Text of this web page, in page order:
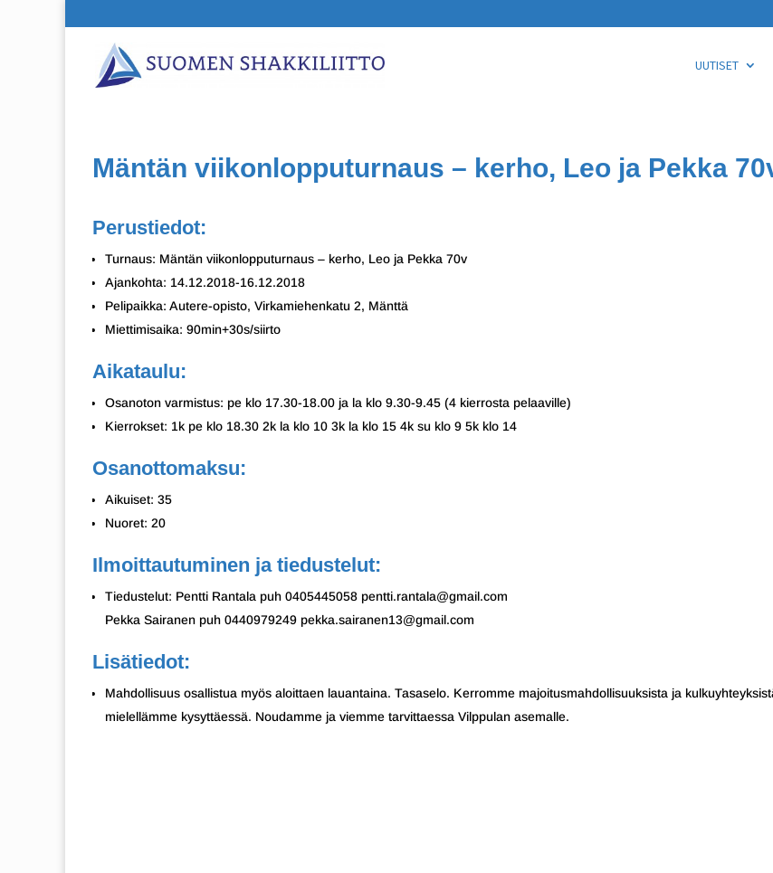
UUTISET
Mäntän viikonlopputurnaus – kerho, Leo ja Pekka
Perustiedot:
Turnaus: Mäntän viikonlopputurnaus – kerho, Leo ja Pekka 70v
Ajankohta: 14.12.2018-16.12.2018
Pelipaikka: Autere-opisto, Virkamiehenkatu 2, Mänttä
Miettimisaika: 90min+30s/siirto
Aikataulu:
Osanoton varmistus: pe klo 17.30-18.00 ja la klo 9.30-9.45 (4 kierrosta pelaaville)
Kierrokset: 1k pe klo 18.30 2k la klo 10 3k la klo 15 4k su klo 9 5k klo 14
Osanottomaksu:
Aikuiset: 35
Nuoret: 20
Ilmoittautuminen ja tiedustelut:
Tiedustelut: Pentti Rantala puh 0405445058 pentti.rantala@gmail.com
Pekka Sairanen puh 0440979249 pekka.sairanen13@gmail.com
Lisätiedot:
Mahdollisuus osallistua myös aloittaen lauantaina. Tasaselo. Kerromme majoitusmahdollisuuksista ja
mielellämme kysyttäessä. Noudamme ja viemme tarvittaessa Vilppulan asemalle.